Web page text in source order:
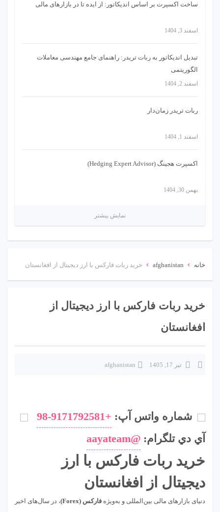
ساخت اکسپرت بر اساس اندیکاتور: از ایده تا در بازارهای مالی
اسفند 3, 1404
تبدیل اندیکاتور به ربات تریدر: راهنمای جامع مهندسی معاملات
الگوریتمی
اسفند 2, 1404
ربات تریدر زمان‌دار
اسفند 1, 1404
اکسپرت هجینگ (Hedging Expert Advisor)
بهمن 30, 1404
نمایش بیشتر
خانه ›
afghanistan
› خرید ربات فارکس با ارز دیجیتال از افغانستان
خرید ربات فارکس با ارز دیجیتال از
افغانستان
تیر 17, 1405 afghanistan
شماره واتس آپ: +98-9171792581
آي دي تلگرام: @aayateam
خرید ربات فارکس با ارز
دیجیتال از افغانستان
دنیای بازارهای مالی بین‌المللی و به‌ویژه فارکس (Forex) ، در سال‌های اخیر